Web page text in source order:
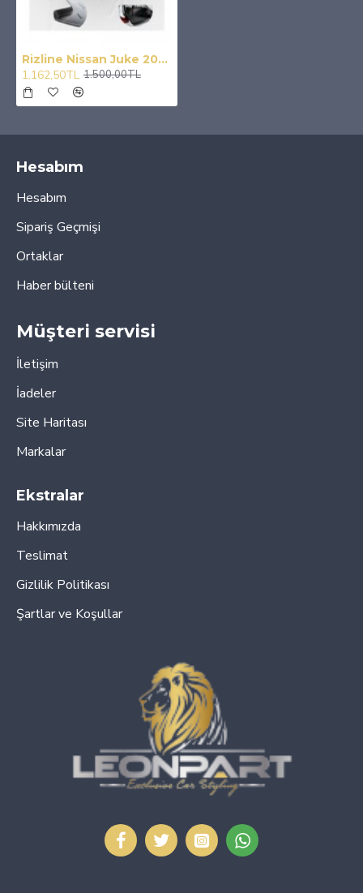
Rizline Nissan Juke 2015 Sonrası (Alt Bagaj) 3D Bagaj Havuzu
1.162,50TL 1.500,00TL
Hesabım
Hesabım
Sipariş Geçmişi
Ortaklar
Haber bülteni
Müşteri servisi
İletişim
İadeler
Site Haritası
Markalar
Ekstralar
Hakkımızda
Teslimat
Gizlilik Politikası
Şartlar ve Koşullar